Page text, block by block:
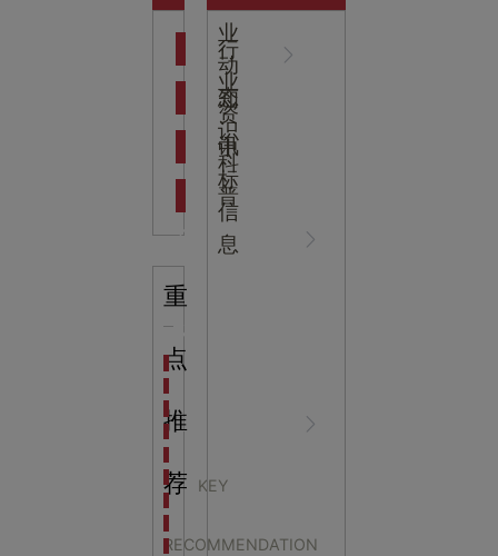
吉
心
NEWS
CENTER
业
动
态
行
业
资
讯
知
识
科
普
中
标
信
息
重
点
推
荐 KEY
RECOMMENDATION
海洋馆设计建设方案：展示内容和互动体验设计
非遗文化展厅设计要点：展厅布局策展技巧和创新元
航空航天科技馆设计思路：如何设计促进公众的兴趣
目前科技馆的展示内容主要包含哪些几个方面？